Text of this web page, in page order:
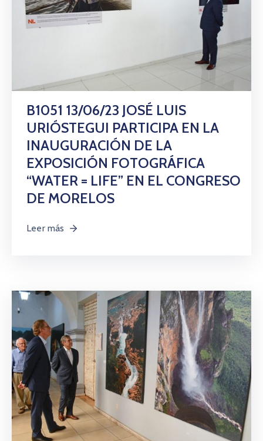
B1051 13/06/23 JOSÉ LUIS
URIÓSTEGUI PARTICIPA EN LA
INAUGURACIÓN DE LA
EXPOSICIÓN FOTOGRÁFICA
“WATER = LIFE” EN EL CONGRESO
DE MORELOS
Leer más